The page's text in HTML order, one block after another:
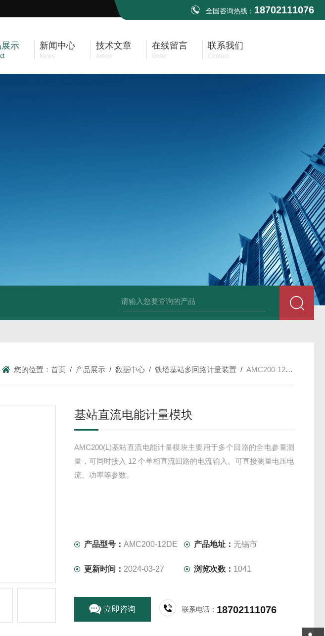
全国咨询热线： 18702111076
示 新闻中心
News
技术文章
Article
在线留言
Order
联系我们
Contact
您的位置：首页 / 产品展示 /数据中心 /铁塔基站多回路计量装置 /AMC200-12DE基站直流电能计量模块
基站直流电能计量模块
AMC200(L)基站直流电能计量模块主要用于多个回路的全电参量测
量，可同时接入 12 个单相直流回路的电流输入。可直接测量电压电
流、功率等参数。
产品型号： AMC200-12DE 产品地址： 无锡市
更新时间： 2024-03-27 浏览次数： 1041
立即咨询 联系电话： 18702111076